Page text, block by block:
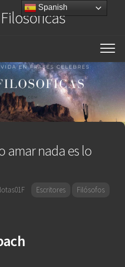
amar nada es lo
Escritores
Filósofos
Spanish